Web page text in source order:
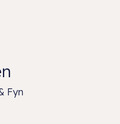
Fyn